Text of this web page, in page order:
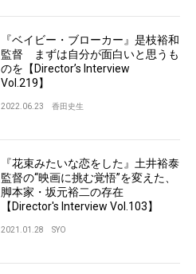
『ベイビー・ブローカー』是枝裕和
監督 まずは自分が面白いと思うも
のを【Director’s Interview
Vol.219】
2022.06.23 香田史生
『花束みたいな恋をした』土井裕泰
監督の“映画に挑む覚悟”を変えた、
脚本家・坂元裕二の存在
【Director's Interview Vol.103】
2021.01.28 SYO